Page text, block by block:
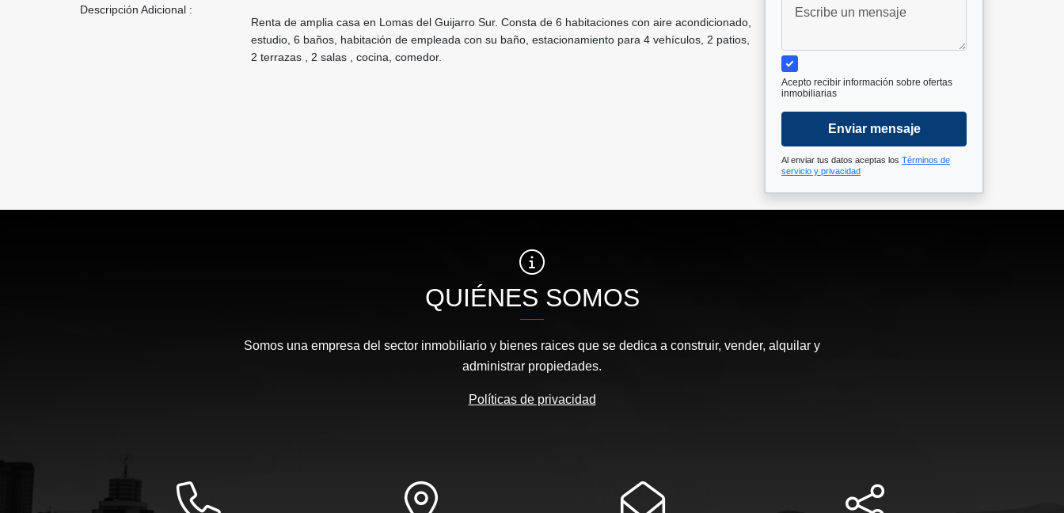
Descripción Adicional :
Renta de amplia casa en Lomas del Guijarro Sur. Consta de 6 habitaciones con aire acondicionado,
estudio, 6 baños, habitación de empleada con su baño, estacionamiento para 4 vehículos, 2 patios,
2 terrazas , 2 salas , cocina, comedor.
Acepto recibir información sobre ofertas
inmobiliarias
Enviar mensaje
Al enviar tus datos aceptas los Términos de
servicio y privacidad
QUIÉNES SOMOS
Somos una empresa del sector inmobiliario y bienes raices que se dedica a construir, vender, alquilar y
administrar propiedades.
Políticas de privacidad